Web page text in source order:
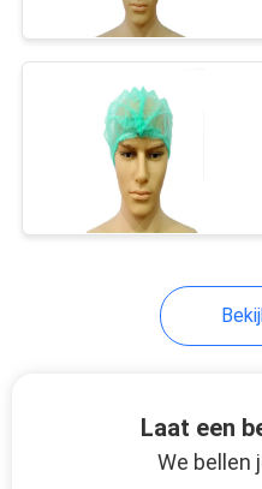
Laat een
We bellen